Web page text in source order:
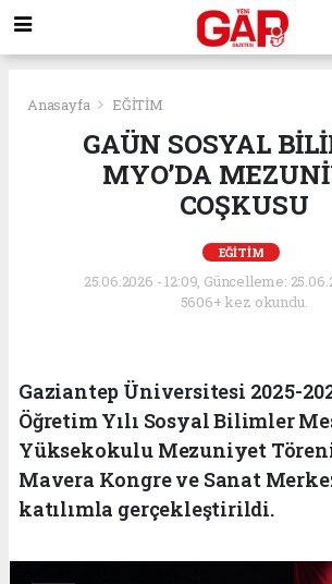
Anasayfa EĞİTİM
GAÜN SOSYAL
MYO’DA
COŞKUSU
EĞİTİM
25.06.2026 - 12:09, Güncelleme:
5606+ kez okundu.
Gaziantep Üniversitesi 2025-
Öğretim Yılı Sosyal Bilimler
Yüksekokulu Mezuniyet
Mavera Kongre ve Sanat
katılımla gerçekleştirildi.